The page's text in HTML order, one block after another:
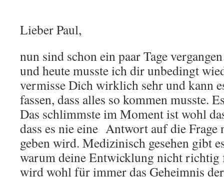
Lieber Paul,
nun sind schon ein paar Tage
und heute musste ich dir unbedingt
vermisse Dich wirklich sehr und kann
fassen, dass alles so kommen
Das schlimmste im Moment ist wohl
dass es nie eine Antwort auf die Frage
geben wird. Medizinisch gesehen gibt
warum deine Entwicklung nicht
wird wohl für immer das Geheimnis